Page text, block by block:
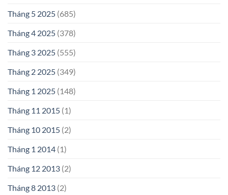
Tháng 5 2025 (685)
Tháng 4 2025 (378)
Tháng 3 2025 (555)
Tháng 2 2025 (349)
Tháng 1 2025 (148)
Tháng 11 2015 (1)
Tháng 10 2015 (2)
Tháng 1 2014 (1)
Tháng 12 2013 (2)
Tháng 8 2013 (2)